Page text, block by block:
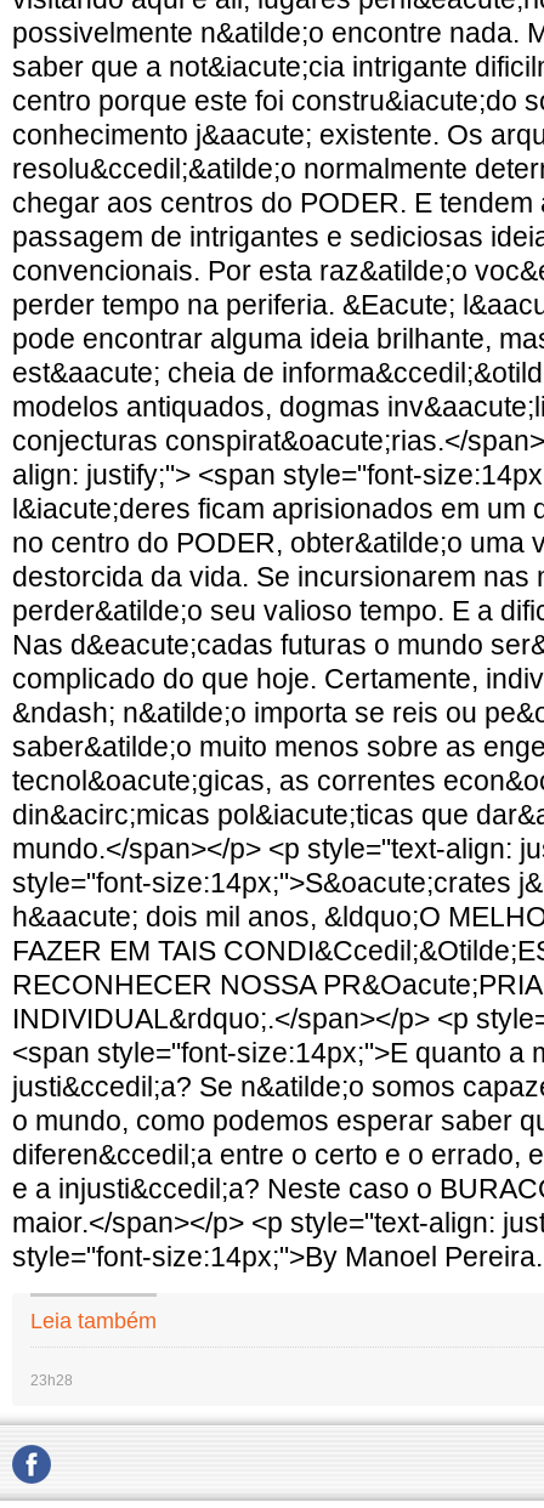
possivelmente n&atilde;o encontre nada.
saber que a not&iacute;cia intrigante
centro porque este foi constru&iacute;do
conhecimento j&aacute; existente. Os
resolu&ccedil;&atilde;o normalmente
chegar aos centros do PODER. E tendem
passagem de intrigantes e sediciosas
convencionais. Por esta raz&atilde;o
perder tempo na periferia. &Eacute;
pode encontrar alguma ideia brilhante,
est&aacute; cheia de
modelos antiquados, dogmas
conjecturas conspirat&oacute;rias.</
align: justify;"> <span style="font-
l&iacute;deres ficam aprisionados em um
no centro do PODER, obter&atilde;o uma
destorcida da vida. Se incursionarem nas
perder&atilde;o seu valioso tempo. E a
Nas d&eacute;cadas futuras o mundo
complicado do que hoje. Certamente,
&ndash; n&atilde;o importa se reis ou
saber&atilde;o muito menos sobre as
tecnol&oacute;gicas, as correntes
din&acirc;micas pol&iacute;ticas que
mundo.</span></p> <p style="text-align:
style="font-size:14px;">S&oacute;crates
h&aacute; dois mil anos, &ldquo;O
FAZER EM TAIS
RECONHECER NOSSA
INDIVIDUAL&rdquo;.</span></p> <p
<span style="font-size:14px;">E quanto a
justi&ccedil;a? Se n&atilde;o somos
o mundo, como podemos esperar saber
diferen&ccedil;a entre o certo e o errado,
e a injusti&ccedil;a? Neste caso o
maior.</span></p> <p style="text-align:
style="font-size:14px;">By Manoel
Leia também
23h28